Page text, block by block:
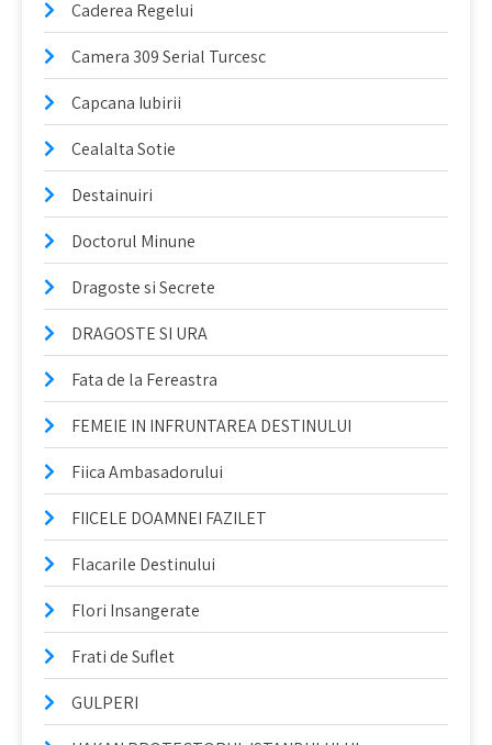
Caderea Regelui
Camera 309 Serial Turcesc
Capcana Iubirii
Cealalta Sotie
Destainuiri
Doctorul Minune
Dragoste si Secrete
DRAGOSTE SI URA
Fata de la Fereastra
FEMEIE IN INFRUNTAREA DESTINULUI
Fiica Ambasadorului
FIICELE DOAMNEI FAZILET
Flacarile Destinului
Flori Insangerate
Frati de Suflet
GULPERI